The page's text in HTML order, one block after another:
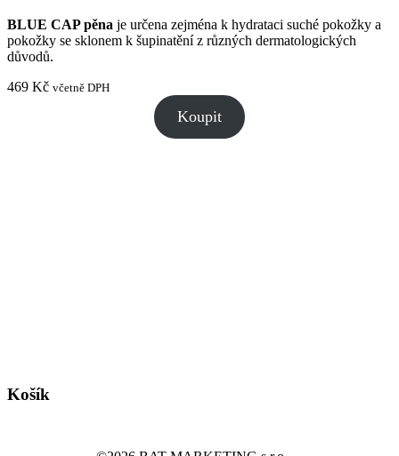
BLUE CAP pěna je určena zejména k hydrataci suché pokožky a
pokožky se sklonem k šupinatění z různých dermatologických
důvodů.
469 Kč včetně DPH
Koupit
Košík